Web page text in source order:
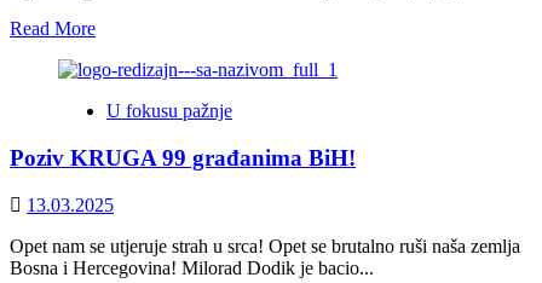
Read MoreRead
about
Društva
ugrožene
Spriječiti
rat
u
U fokusu pažnje
Poziv KRUGA 99 građanima BiH!
13.03.2025
Opet nam se utjeruje strah u srca! Opet se brutalno ruši naša zemlja
Bosna i Hercegovina! Milorad Dodik je bacio...